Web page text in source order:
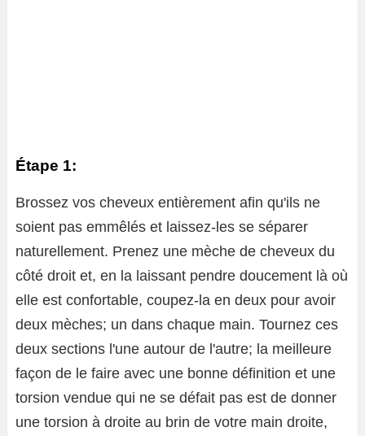
Étape 1:
Brossez vos cheveux entièrement afin qu'ils ne
soient pas emmêlés et laissez-les se séparer
naturellement. Prenez une mèche de cheveux du
côté droit et, en la laissant pendre doucement là où
elle est confortable, coupez-la en deux pour avoir
deux mèches; un dans chaque main. Tournez ces
deux sections l'une autour de l'autre; la meilleure
façon de le faire avec une bonne définition et une
torsion vendue qui ne se défait pas est de donner
une torsion à droite au brin de votre main droite,